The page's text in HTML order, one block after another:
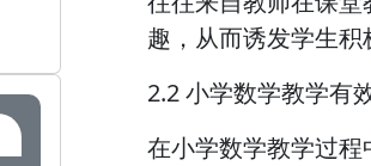
趣，从而诱发学生积
2.2 小学数学教学有
在小学数学教学过程